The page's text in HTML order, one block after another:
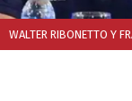
WALTER RIBONETTO Y